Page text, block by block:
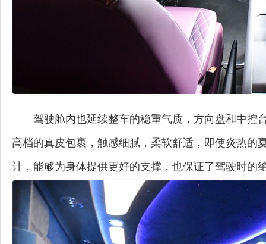
驾驶舱内也延续整车的稳重气质，方向盘和中控
高档的真皮包裹，触感细腻，柔软舒适，即使炎热
计，能够为身体提供更好的支撑，也保证了驾驶时的